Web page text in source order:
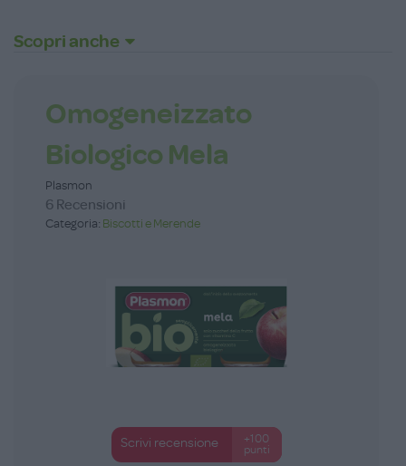
Scopri anche
Omogeneizzato
Biologico Mela
Plasmon
6 Recensioni
Categoria: Biscotti e Merende
Scrivi recensione
+100
punti